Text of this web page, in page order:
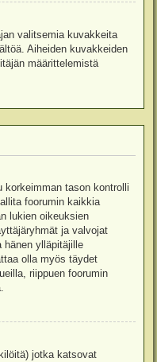
valitsemia kuvakkeita
Aiheiden kuvakkeiden
määrittelemistä
korkeimman tason kontrolli
foorumin kaikkia
lukien oikeuksien
ja valvojat
hänen ylläpitäjille
olla myös täydet
riippuen foorumin
jotka katsovat